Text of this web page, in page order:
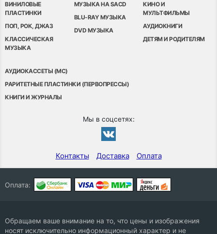
ВИНИЛОВЫЕ
ПЛАСТИНКИ
ПОП, РОК, ДЖАЗ
КЛАССИЧЕСКАЯ
МУЗЫКА
МУЗЫКА НА SACD
BLU-RAY МУЗЫКА
DVD МУЗЫКА
КИНО И
МУЛЬТФИЛЬМЫ
АУДИОКНИГИ
ДЕТЯМ И РОДИТЕЛЯМ
АУДИОКАССЕТЫ (MC)
РАРИТЕТНЫЕ ПЛАСТИНКИ (ПЕРВОПРЕССЫ)
КНИГИ И ЖУРНАЛЫ
Мы в соцсетях:
Контакты Доставка Оплата
Оплата:
Обращаем ваше внимание на то, что цены и изображения
носят исключительно информационный характер и не